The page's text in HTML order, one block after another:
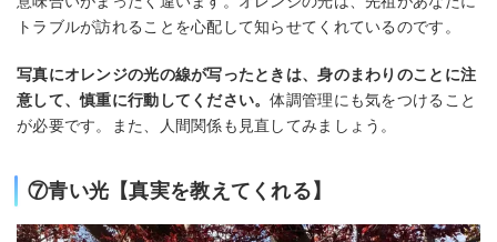
トラブルが訪れることを心配して知らせてくれているのです。
写真にオレンジの光の線が写ったときは、身のまわりのことに注
意して、慎重に行動してください。体調管理にも気をつけること
が必要です。また、人間関係も見直してみましょう。
⑦青い光【真実を教えてくれる】